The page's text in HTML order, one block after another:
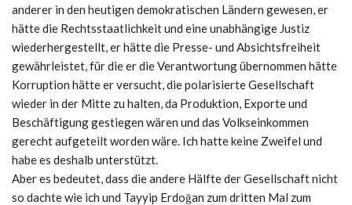
anderer in den heutigen demokratischen Ländern gewesen, er
hätte die Rechtsstaatlichkeit und eine unabhängige Justiz
wiederhergestellt, er hätte die Presse- und Absichtsfreiheit
gewährleistet, für die er die Verantwortung übernommen hätte
Korruption hätte er versucht, die polarisierte Gesellschaft
wieder in der Mitte zu halten, da Produktion, Exporte und
Beschäftigung gestiegen wären und das Volkseinkommen
gerecht aufgeteilt worden wäre. Ich hatte keine Zweifel und
habe es deshalb unterstützt.
Aber es bedeutet, dass die andere Hälfte der Gesellschaft nicht
so dachte wie ich und Tayyip Erdoğan zum dritten Mal zum